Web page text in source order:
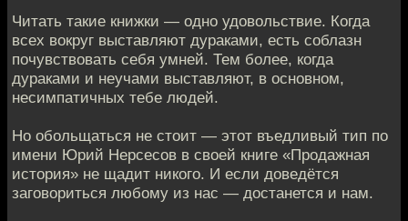
Читать такие книжки — одно удовольствие. Когда
всех вокруг выставляют дураками, есть соблазн
почувствовать себя умней. Тем более, когда
дураками и неучами выставляют, в основном,
несимпатичных тебе людей.
Но обольщаться не стоит — этот въедливый тип по
имени Юрий Нерсесов в своей книге «Продажная
история» не щадит никого. И если доведётся
заговориться любому из нас — достанется и нам.